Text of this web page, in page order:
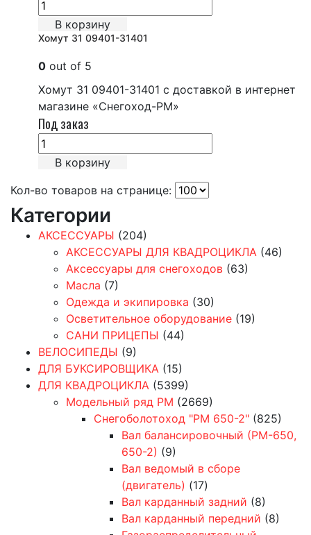
В корзину
Хомут 31 09401-31401
0 out of 5
Хомут 31 09401-31401 с доставкой в интернет
магазине «Снегоход-РМ»
Под заказ
В корзину
Кол-во товаров на странице:
Категории
АКСЕССУАРЫ (204)
АКСЕССУАРЫ ДЛЯ КВАДРОЦИКЛА (46)
Аксессуары для снегоходов (63)
Масла (7)
Одежда и экипировка (30)
Осветительное оборудование (19)
САНИ ПРИЦЕПЫ (44)
ВЕЛОСИПЕДЫ (9)
ДЛЯ БУКСИРОВЩИКА (15)
ДЛЯ КВАДРОЦИКЛА (5399)
Модельный ряд РМ (2669)
Снегоболотоход "РМ 650-2" (825)
Вал балансировочный (РМ-650,
650-2) (9)
Вал ведомый в сборе
(двигатель) (17)
Вал карданный задний (8)
Вал карданный передний (8)